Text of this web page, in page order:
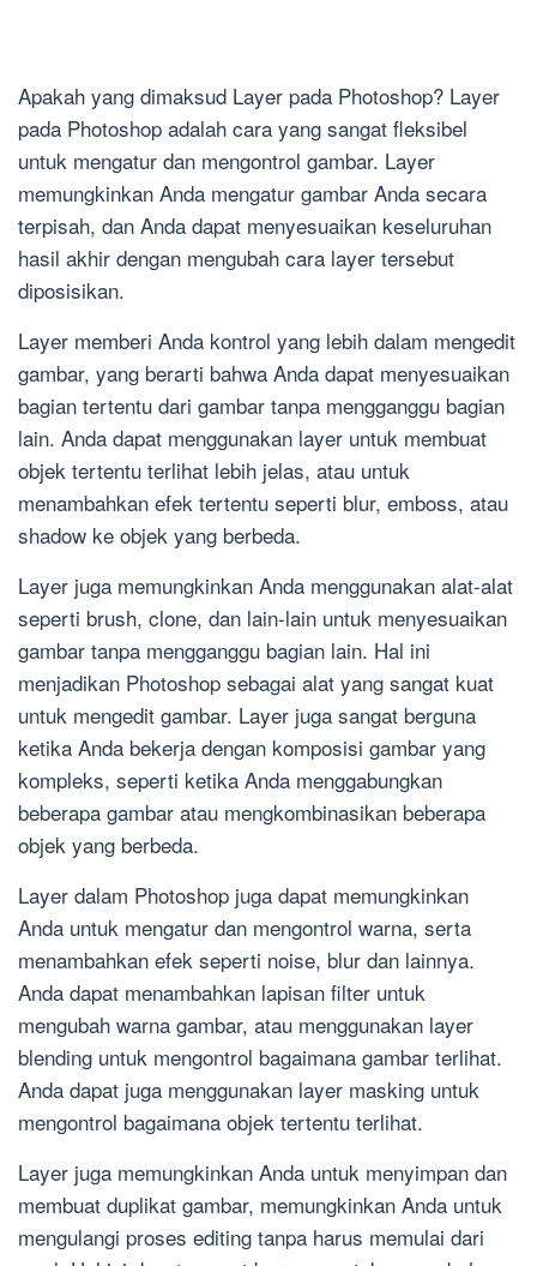
Apakah yang dimaksud Layer pada Photoshop? Layer
pada Photoshop adalah cara yang sangat fleksibel
untuk mengatur dan mengontrol gambar. Layer
memungkinkan Anda mengatur gambar Anda secara
terpisah, dan Anda dapat menyesuaikan keseluruhan
hasil akhir dengan mengubah cara layer tersebut
diposisikan.
Layer memberi Anda kontrol yang lebih dalam mengedit
gambar, yang berarti bahwa Anda dapat menyesuaikan
bagian tertentu dari gambar tanpa mengganggu bagian
lain. Anda dapat menggunakan layer untuk membuat
objek tertentu terlihat lebih jelas, atau untuk
menambahkan efek tertentu seperti blur, emboss, atau
shadow ke objek yang berbeda.
Layer juga memungkinkan Anda menggunakan alat-alat
seperti brush, clone, dan lain-lain untuk menyesuaikan
gambar tanpa mengganggu bagian lain. Hal ini
menjadikan Photoshop sebagai alat yang sangat kuat
untuk mengedit gambar. Layer juga sangat berguna
ketika Anda bekerja dengan komposisi gambar yang
kompleks, seperti ketika Anda menggabungkan
beberapa gambar atau mengkombinasikan beberapa
objek yang berbeda.
Layer dalam Photoshop juga dapat memungkinkan
Anda untuk mengatur dan mengontrol warna, serta
menambahkan efek seperti noise, blur dan lainnya.
Anda dapat menambahkan lapisan filter untuk
mengubah warna gambar, atau menggunakan layer
blending untuk mengontrol bagaimana gambar terlihat.
Anda dapat juga menggunakan layer masking untuk
mengontrol bagaimana objek tertentu terlihat.
Layer juga memungkinkan Anda untuk menyimpan dan
membuat duplikat gambar, memungkinkan Anda untuk
mengulangi proses editing tanpa harus memulai dari